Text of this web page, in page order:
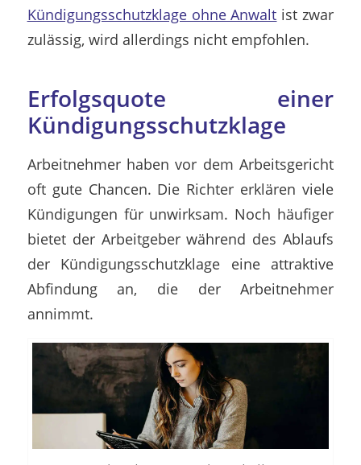
Kündigungsschutzklage ohne Anwalt ist zwar
zulässig, wird allerdings nicht empfohlen.
Erfolgsquote einer
Kündigungsschutzklage
Arbeitnehmer haben vor dem Arbeitsgericht
oft gute Chancen. Die Richter erklären viele
Kündigungen für unwirksam. Noch häufiger
bietet der Arbeitgeber während des Ablaufs
der Kündigungsschutzklage eine attraktive
Abfindung an, die der Arbeitnehmer
annimmt.